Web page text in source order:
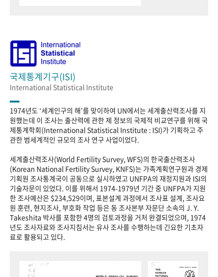
국제통계기구(ISI)
International Statistical Institute
1974년도 ‘세계인구의 해’를 맞이하여 UN에서는 세계출산력조사를 지
원했는데 이 조사는 출산력에 관한 제 정보의 국제적 비교연구를 위해 국
제통계학회(International Statistical Institute : ISI)가 기획하고 주
관한 범세계적인 규모의 조사 연구 사업이었다.
세계출산력조사(World Fertility Survey, WFS)의 한국출산력조사
(Korean National Fertility Survey, KNFS)는 가족계획연구원과 경제
기획원 조사통계국이 공동으로 실시하였고 UNFPA의 재정지원과 ISI의
기술자문이 있었다. 이를 위해서 1974-1979년 기간 중 UNFPA가 지원
한 조사예산은 $234,529이며, 표본설계 과정에서 조사표 설계, 조사요
원 훈련, 현지조사, 부호화 작업 등은 동 조사본부 자문단 소속의 J. Y.
Takeshita 박사를 포함한 4명의 검토과정을 거처 완결되었으며, 1974
년도 조사자료와 조사지침서는 유사 조사를 수행하는데 긴요한 기초자
료로 활용되고 있다.